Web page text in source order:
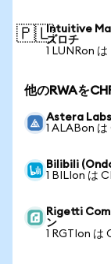
🇵🇱Intuitive
ズロチ
1 LUNRon
他のRWAを
Astera Labs
1 ALABon は
Bilibili
1 BILIon は
Rigetti
ン
1 RGTIon は